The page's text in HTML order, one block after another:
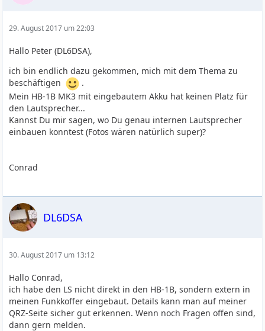
29. August 2017 um 22:03
Hallo Peter (DL6DSA),
ich bin endlich dazu gekommen, mich mit dem Thema zu
beschäftigen
.
Mein HB-1B MK3 mit eingebautem Akku hat keinen Platz für
den Lautsprecher...
Kannst Du mir sagen, wo Du genau internen Lautsprecher
einbauen konntest (Fotos wären natürlich super)?
Conrad
DL6DSA
30. August 2017 um 13:12
Hallo Conrad,
ich habe den LS nicht direkt in den HB-1B, sondern extern in
meinen Funkkoffer eingebaut. Details kann man auf meiner
QRZ-Seite sicher gut erkennen. Wenn noch Fragen offen sind,
dann gern melden.